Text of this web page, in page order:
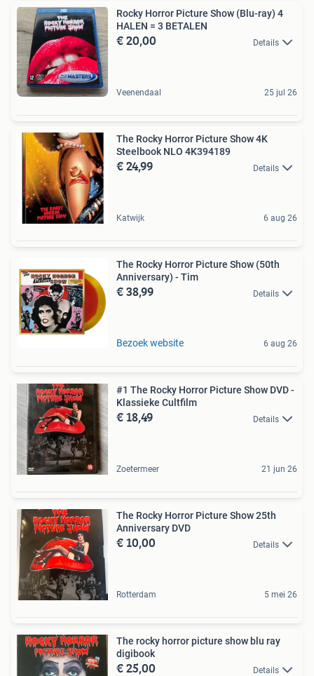
Rocky Horror Picture Show (Blu-ray) 4
HALEN = 3 BETALEN
€ 20,00 Details
Veenendaal 25 jul 26
The Rocky Horror Picture Show 4K
Steelbook NLO 4K394189
€ 24,99 Details
Katwijk 6 aug 26
The Rocky Horror Picture Show (50th
Anniversary) - Tim
€ 38,99 Details
Bezoek website 6 aug 26
#1 The Rocky Horror Picture Show DVD -
Klassieke Cultfilm
€ 18,49 Details
Zoetermeer 21 jun 26
The Rocky Horror Picture Show 25th
Anniversary DVD
€ 10,00 Details
Rotterdam 5 mei 26
The rocky horror picture show blu ray
digibook
€ 25,00 Details